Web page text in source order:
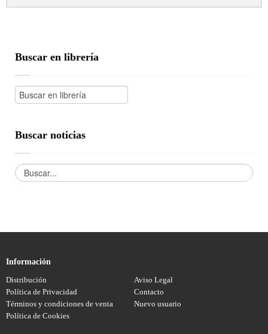
Buscar en librería
Buscar noticias
Información
Distribución
Aviso Legal
Política de Privacidad
Contacto
Términos y condiciones de venta
Nuevo usuario
Política de Cookies